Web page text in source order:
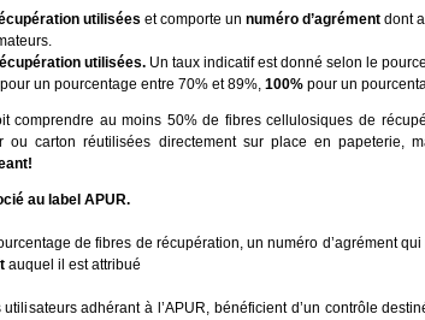
utilisées et comporte un numéro d’agrément dont
utilisées. Un taux indicatif est donné selon le
pour un pourcentage entre 70% et 89%, 100% pour un
comprendre au moins 50% de fibres cellulosiques de
carton réutilisées directement sur place en papeterie,
au label APUR.
de fibres de récupération, un numéro d’agrément
auquel il est attribué
adhérant à l’APUR, bénéficient d’un contrôle